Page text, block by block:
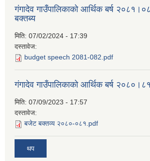
गंगादेव गाउँपालिकाको आर्थिक बर्ष
बक्तब्य
मिति: 07/02/2024 - 17:39
दस्तावेज:
budget speech 2081-082.pdf
गंगादेव गाउँपालिकाको आर्थिक बर्ष
मिति: 07/09/2023 - 17:57
दस्तावेज:
बजेट बक्तव्य २०८०-०८१.pdf
थप